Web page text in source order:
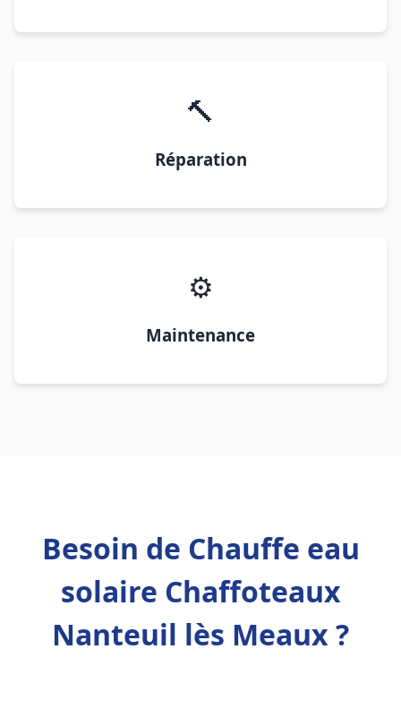
🔨
Réparation
⚙️
Maintenance
Besoin de Chauffe eau
solaire Chaffoteaux
Nanteuil lès Meaux ?